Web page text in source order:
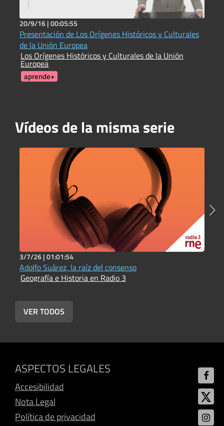
20/9/16 |00:05:55
Presentación de Los Orígenes Históricos y Culturales
de la Unión Europea
Los Orígenes Históricos y Culturales de la Unión
Europea
aprende+
Vídeos de la misma serie
3/7/26 |01:01:54
Adolfo Suárez, la raíz del consenso
Geografía e Historia en Radio 3
VER TODOS
ASPECTOS LEGALES
Accesibilidad
Nota Legal
Política de privacidad